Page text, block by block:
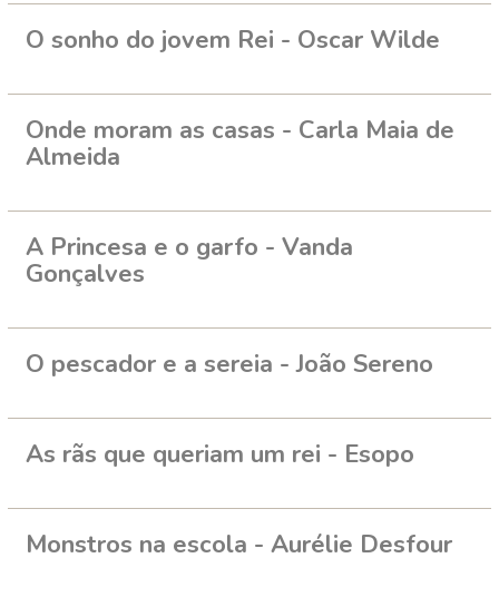
O sonho do jovem Rei - Oscar Wilde
Onde moram as casas - Carla Maia de
Almeida
A Princesa e o garfo - Vanda
Gonçalves
O pescador e a sereia - João Sereno
As rãs que queriam um rei - Esopo
Monstros na escola - Aurélie Desfour